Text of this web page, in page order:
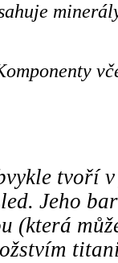
tvoří
Jeho
(která